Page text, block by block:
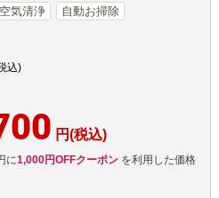
空気清浄 自動お掃除
込)
円(税込)
に1,000円OFFクーポンを利用した価格